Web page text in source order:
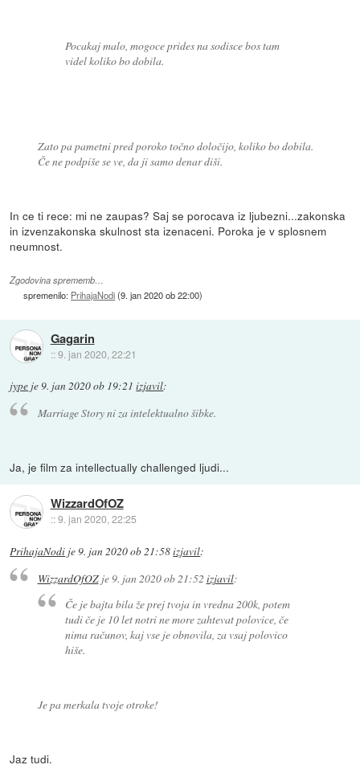
Pocakaj malo, mogoce prides na sodisce bos tam
videl koliko bo dobila.
Zato pa pametni pred poroko točno določijo, koliko bo dobila.
Če ne podpiše se ve, da ji samo denar diši.
In ce ti rece: mi ne zaupas? Saj se porocava iz ljubezni...zakonska
in izvenzakonska skulnost sta izenaceni. Poroka je v splosnem
neumnost.
Zgodovina sprememb…
spremenilo: PrihajaNodi(9. jan 2020 ob 22:00)
Gagarin
::9. jan 2020, 22:21
jype je9. jan 2020 ob 19:21 izjavil:
Marriage Story ni za intelektualno šibke.
Ja, je film za intellectually challenged ljudi...
WizzardOfOZ
::9. jan 2020, 22:25
PrihajaNodi je9. jan 2020 ob 21:58izjavil:
WizzardOfOZje 9. jan 2020 ob 21:52 izjavil:
Če je bajta bila že prej tvoja in vredna 200k, potem
tudi če je 10 let notri ne more zahtevat polovice, če
nima računov, kaj vse je obnovila, za vsaj polovico
hiše.
Je pa merkala tvoje otroke!
Jaz tudi.